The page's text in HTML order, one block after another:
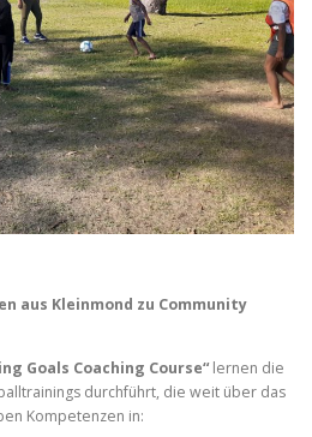
aus Kleinmond zu Community
Goals Coaching Course“lernen die
durchführt, die weit über das
Kompetenzen in: